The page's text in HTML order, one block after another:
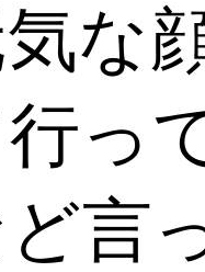
な
行っ
言